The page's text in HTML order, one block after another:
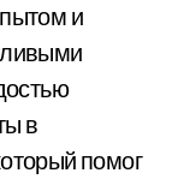
и
в
помог